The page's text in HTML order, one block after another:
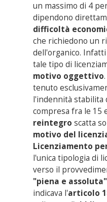
un massimo di 4
dipendono
difficoltà
che richiedono un
dell'organico.
tale tipo di
motivo oggettivo
tenuto
l'indennità stabilita
compresa fra le 15
reintegro scatta
motivo del
Licenziamento
l'unica tipologia di
verso il
"piena e assoluta"
indicava l'articolo